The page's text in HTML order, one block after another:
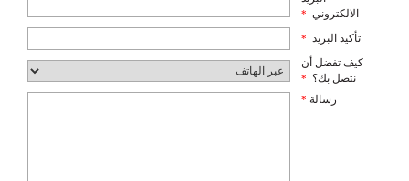
الالكتروني *
تأكيد البريد *
كيف تفضل أن
نتصل بك؟ *
رسالة *